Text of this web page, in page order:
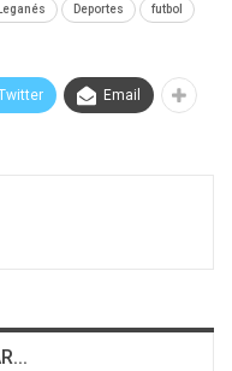
Deportes futbol
Email